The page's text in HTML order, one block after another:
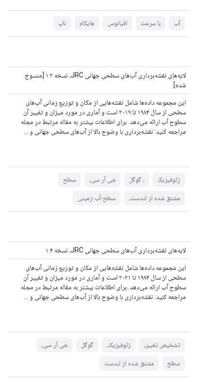
آب با سرعت اقیانوس هایکام ناپ
لایه‌های نقشه‌برداری آب‌های سطحی جهانی JRC، نسخه ۱.۲ [منسوخ
شده]
این مجموعه داده‌ها شامل نقشه‌هایی از مکان و توزیع زمانی آب‌های
سطحی از سال ۱۹۸۴ تا ۲۰۱۹ است و آماری در مورد میزان و تغییر آن
سطوح آب ارائه می‌دهد. برای اطلاعات بیشتر به مقاله مرتبط در مجله
مراجعه کنید: نقشه‌برداری با وضوح بالا از آب‌های سطحی جهانی و ...
ژئوفیزیک ، گوگل جی آر سی، سطح
مشتق شده از لندست، سطح-آب-زمینی
لایه‌های نقشه‌برداری آب‌های سطحی جهانی JRC، نسخه ۱.۴
این مجموعه داده‌ها شامل نقشه‌هایی از مکان و توزیع زمانی آب‌های
سطحی از سال ۱۹۸۴ تا ۲۰۲۱ است و آماری در مورد میزان و تغییر آن
سطوح آب ارائه می‌دهد. برای اطلاعات بیشتر به مقاله مرتبط در مجله
مراجعه کنید: نقشه‌برداری با وضوح بالا از آب‌های سطحی جهانی و ...
تشخیص تغییر، ژئوفیزیک، گوگل جی آر سی،
سطح مشتق شده از لندست